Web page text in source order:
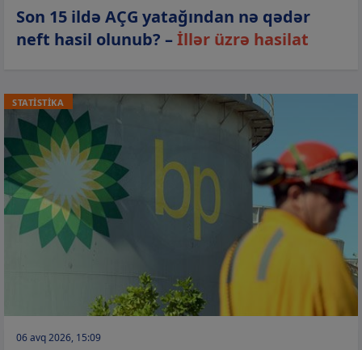
Son 15 ildə AÇG yatağından nə qədər
neft hasil olunub? –İllər üzrə hasilat
STATİSTİKA
06 avq 2026, 15:09